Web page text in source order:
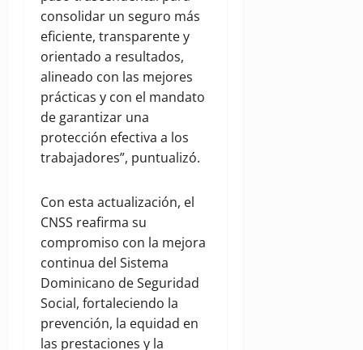
consolidar un seguro más
eficiente, transparente y
orientado a resultados,
alineado con las mejores
prácticas y con el mandato
de garantizar una
protección efectiva a los
trabajadores”, puntualizó.
Con esta actualización, el
CNSS reafirma su
compromiso con la mejora
continua del Sistema
Dominicano de Seguridad
Social, fortaleciendo la
prevención, la equidad en
las prestaciones y la